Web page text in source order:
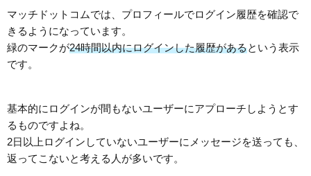
マッチドットコムでは、プロフィールでログイン履歴を確認で
きるようになっています。
緑のマークが24時間以内にログインした履歴があるという表示
です。
基本的にログインが間もないユーザーにアプローチしようとす
るものですよね。
2日以上ログインしていないユーザーにメッセージを送っても、
返ってこないと考える人が多いです。